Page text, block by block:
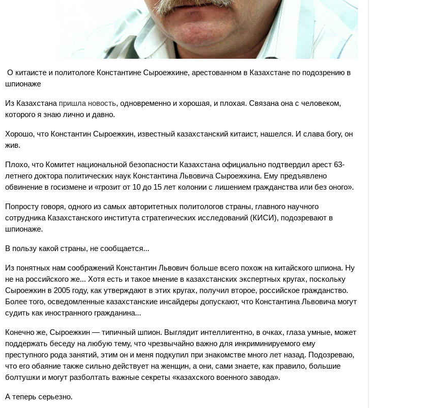
О китаисте и политологе Константине Сыроежкине, арестованном в Казахстане по подозрению в
шпионаже
Из Казахстана пришла новость, одновременно и хорошая, и плохая. Связана она с человеком,
которого я знаю лично и давно.
Хорошо, что Константин Сыроежкин, известный казахстанский китаист, нашелся. И слава богу, он
жив.
Плохо, что Комитет национальной безопасности Казахстана официально подтвердил арест 63-
летнего доктора политических наук Константина Львовича Сыроежкина. Ему предъявлено
обвинение в госизмене и «грозит от 10 до 15 лет колонии с лишением гражданства или без оного».
Попросту говоря, одного из самых авторитетных политологов страны, главного научного
сотрудника Казахстанского института стратегических исследований (КИСИ), подозревают в
шпионаже.
В пользу какой страны, не сообщается...
Из понятных нам соображений Константин Львович больше всего похож на китайского шпиона. Ну
не на российского же... Хотя есть и такое мнение в казахстанских экспертных кругах, поскольку
Сыроежкин в 2005 году, как утверждают в этих кругах, получил второе, российское гражданство.
Более того, осведомленные казахстанские инсайдеры допускают, что Константина Львовича могут
судить как иностранного гражданина...
Конечно же, Сыроежкин — типичный шпион. Выглядит интеллигентно, в очках, глаза умные, может
поддержать беседу на любую тему, что чрезвычайно важно для инкриминируемого ему
преступного рода занятий, этим он и меня подкупил при знакомстве много лет назад. Подозреваю,
что его обаяние также сильно действует на женщин, а они, сами знаете, как правило, большие
болтушки и могут разболтать важные секреты «казахского военного завода».
А теперь серьезно.